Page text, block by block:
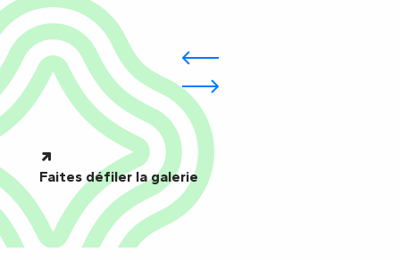
Faites défiler la galerie